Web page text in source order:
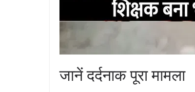
जानें दर्दनाक पूरा मामला